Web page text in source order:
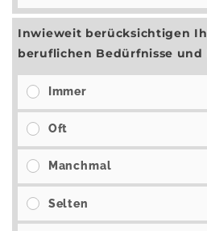
Inwieweit berücksichtigen
beruflichen Bedürfnisse und
Immer
Oft
Manchmal
Selten